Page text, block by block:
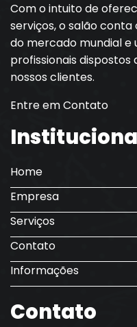
Com o intuito de
serviços, o salão
do mercado mundial
profissionais
nossos clientes.
Entre em Contato
Home
Empresa
Serviços
Contato
Informações
Contato